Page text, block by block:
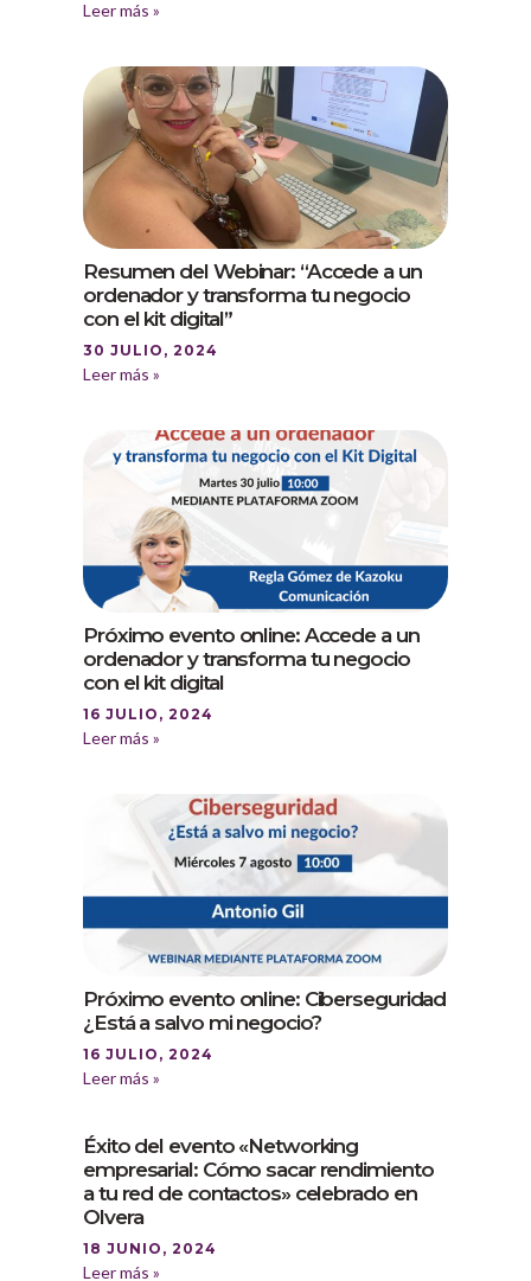
Leer más »
Resumen del Webinar: “Accede a un
ordenador y transforma tu negocio
con el kit digital”
30 JULIO, 2024
Leer más »
Próximo evento online: Accede a un
ordenador y transforma tu negocio
con el kit digital
16 JULIO, 2024
Leer más »
Próximo evento online: Ciberseguridad
¿Está a salvo mi negocio?
16 JULIO, 2024
Leer más »
Éxito del evento «Networking
empresarial: Cómo sacar rendimiento
a tu red de contactos» celebrado en
Olvera
18 JUNIO, 2024
Leer más »